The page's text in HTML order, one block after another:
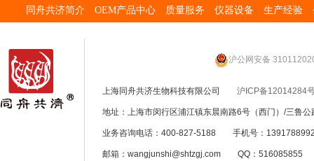
同舟共济简介 OEM产品中心 质量服务 仪器设备 生产经验
沪公网安备
上海同舟共济生物科技有限公司 沪ICP备12014284
地址：上海市闵行区浦江镇东晨南路6号（西门）/三鲁
业务咨询电话：400-827-5188 手机号：
邮箱：wangjunshi@shtzgj.com QQ：516085855